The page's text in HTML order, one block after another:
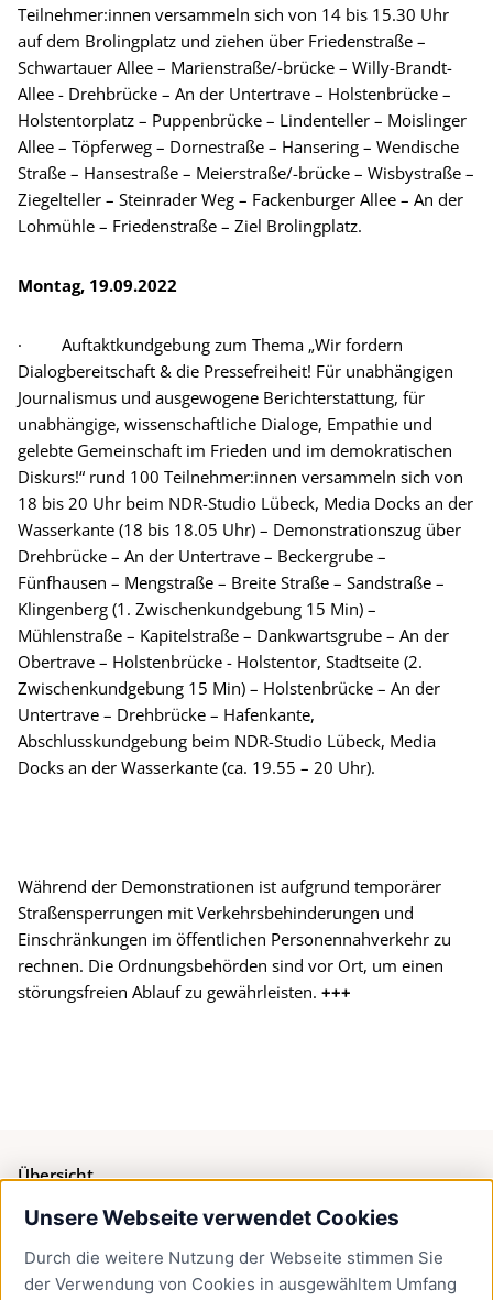
Unsere Webseite verwendet Cookies
Durch die weitere Nutzung der Webseite stimmen Sie
der Verwendung von Cookies in ausgewähltem Umfang
Teilnehmer:innen versammeln sich von 14 bis 15.30 Uhr
auf dem Brolingplatz und ziehen über Friedenstraße –
Schwartauer Allee – Marienstraße/-brücke – Willy-Brandt-
Allee - Drehbrücke – An der Untertrave – Holstenbrücke –
Holstentorplatz – Puppenbrücke – Lindenteller – Moislinger
Allee – Töpferweg – Dornestraße – Hansering – Wendische
Straße – Hansestraße – Meierstraße/-brücke – Wisbystraße –
Ziegelteller – Steinrader Weg – Fackenburger Allee – An der
Lohmühle – Friedenstraße – Ziel Brolingplatz.
Montag, 19.09.2022
· Auftaktkundgebung zum Thema „Wir fordern
Dialogbereitschaft & die Pressefreiheit! Für unabhängigen
Journalismus und ausgewogene Berichterstattung, für
unabhängige, wissenschaftliche Dialoge, Empathie und
gelebte Gemeinschaft im Frieden und im demokratischen
Diskurs!“ rund 100 Teilnehmer:innen versammeln sich von
18 bis 20 Uhr beim NDR-Studio Lübeck, Media Docks an der
Wasserkante (18 bis 18.05 Uhr) – Demonstrationszug über
Drehbrücke – An der Untertrave – Beckergrube –
Fünfhausen – Mengstraße – Breite Straße – Sandstraße –
Klingenberg (1. Zwischenkundgebung 15 Min) –
Mühlenstraße – Kapitelstraße – Dankwartsgrube – An der
Obertrave – Holstenbrücke - Holstentor, Stadtseite (2.
Zwischenkundgebung 15 Min) – Holstenbrücke – An der
Untertrave – Drehbrücke – Hafenkante,
Abschlusskundgebung beim NDR-Studio Lübeck, Media
Docks an der Wasserkante (ca. 19.55 – 20 Uhr).
Während der Demonstrationen ist aufgrund temporärer
Straßensperrungen mit Verkehrsbehinderungen und
Einschränkungen im öffentlichen Personennahverkehr zu
rechnen. Die Ordnungsbehörden sind vor Ort, um einen
störungsfreien Ablauf zu gewährleisten. +++
Übersicht
Bürgerservice
Presse
Newsletter Lübeck:kompakt